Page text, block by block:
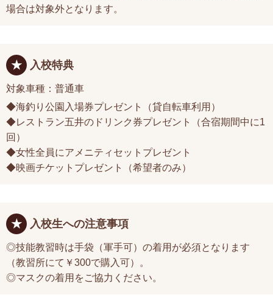
場合は対象外となります。
入校特典
対象車種：普通車
◆海釣り公園入場券プレゼント（貸自転車利用）
◆レストラン五井のドリンク券プレゼント（合宿期間中に1
回）
◆女性全員にアメニティセットプレゼント
◆映画チケットプレゼント（希望者のみ）
入校生への注意事項
◎技能教習時は手袋（軍手可）の着用が必須となります
（教習所にて￥300で購入可）。
◎マスクの着用をご協力ください。